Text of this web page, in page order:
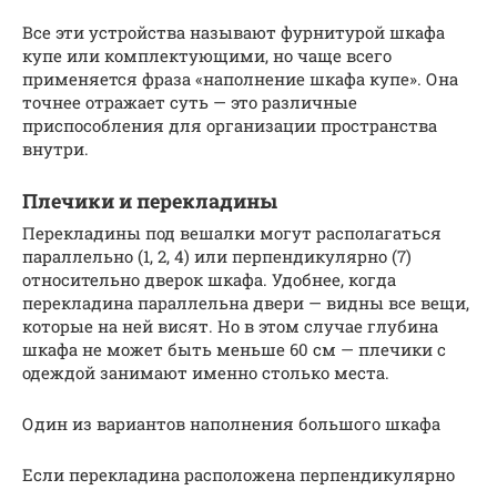
Все эти устройства называют фурнитурой шкафа
купе или комплектующими, но чаще всего
применяется фраза «наполнение шкафа купе». Она
точнее отражает суть — это различные
приспособления для организации пространства
внутри.
Плечики и перекладины
Перекладины под вешалки могут располагаться
параллельно (1, 2, 4) или перпендикулярно (7)
относительно дверок шкафа. Удобнее, когда
перекладина параллельна двери — видны все вещи,
которые на ней висят. Но в этом случае глубина
шкафа не может быть меньше 60 см — плечики с
одеждой занимают именно столько места.
Один из вариантов наполнения большого шкафа
Если перекладина расположена перпендикулярно